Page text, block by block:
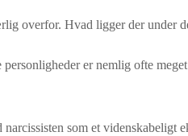
overfor. Hvad ligger der under
er nemlig ofte
som et videnskabeligt